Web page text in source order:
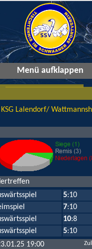
Menü aufklappen
Lalendorf/
5:10
7:10
10:8
5:10
19:00